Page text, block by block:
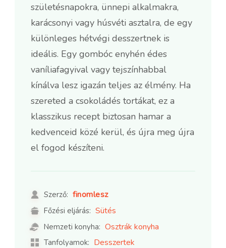
születésnapokra, ünnepi alkalmakra,
karácsonyi vagy húsvéti asztalra, de egy
különleges hétvégi desszertnek is
ideális. Egy gombóc enyhén édes
vaníliafagyival vagy tejszínhabbal
kínálva lesz igazán teljes az élmény. Ha
szereted a csokoládés tortákat, ez a
klasszikus recept biztosan hamar a
kedvenceid közé kerül, és újra meg újra
el fogod készíteni.
Szerző: finomlesz
Főzési eljárás: Sütés
Nemzeti konyha: Osztrák konyha
Tanfolyamok: Desszertek